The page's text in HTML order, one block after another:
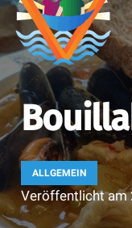
ALLGEMEIN
Veröffentlicht am